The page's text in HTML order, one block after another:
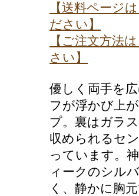
【送料ページ
ださい】
【ご注文方法
さい】
優しく両手を
フが浮かび上
プ。裏はガラ
収められるセ
っています。
ィークのシル
く、静かに胸